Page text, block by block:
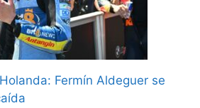
Fermín Aldeguer se